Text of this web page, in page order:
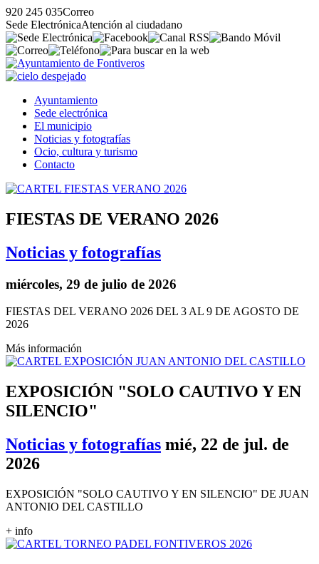
920 245 035Correo
Sede ElectrónicaAtención al ciudadano
Ayuntamiento
Sede electrónica
El municipio
Noticias y fotografías
Ocio, cultura y turismo
Contacto
FIESTAS DE VERANO 2026
Noticias y fotografías
miércoles, 29 de julio de 2026
FIESTAS DEL VERANO 2026 DEL 3 AL 9 DE AGOSTO DE
2026
Más información
EXPOSICIÓN "SOLO CAUTIVO Y EN
SILENCIO"
Noticias y fotografías mié, 22 de jul. de
2026
EXPOSICIÓN "SOLO CAUTIVO Y EN SILENCIO" DE JUAN
ANTONIO DEL CASTILLO
+ info